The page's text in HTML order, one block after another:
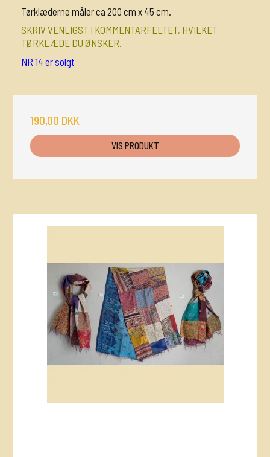
Tørklæderne måler ca 200 cm x 45 cm.
SKRIV VENLIGST I KOMMENTARFELTET, HVILKET
TØRKLÆDE DU ØNSKER.
NR 14 er solgt
190,00 DKK
VIS PRODUKT